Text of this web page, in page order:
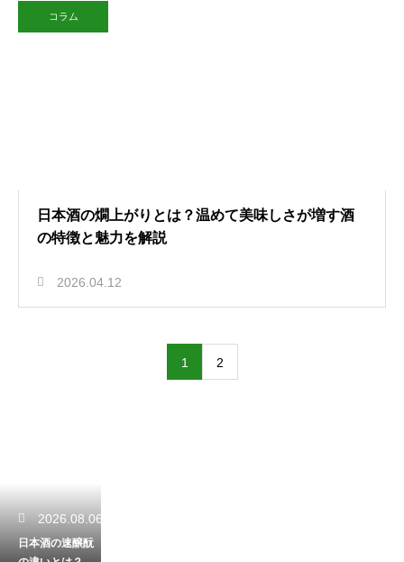
コラム
日本酒の燗上がりとは？温めて美味しさが増す酒
の特徴と魅力を解説
2026.04.12
1 2
2026.08.06
日本酒の速醸酛